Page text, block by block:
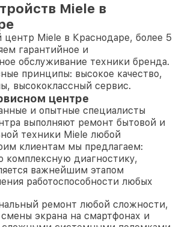
Miele в
Miele в Краснодаре, более 5
гарантийное и
обслуживание техники бренда.
принципы: высокое качество,
высококлассный сервис.
центре
и опытные специалисты
выполняют ремонт бытовой и
техники Miele любой
клиентам мы предлагаем:
комплексную диагностику,
важнейшим этапом
работоспособности любых
ремонт любой сложности,
смены экрана на смартфонах и